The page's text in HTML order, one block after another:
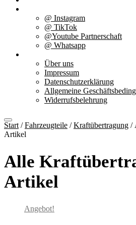
@ Instagram
@ TikTok
@Youtube Partnerschaft
@ Whatsapp
Über uns
Impressum
Datenschutzerklärung
Allgemeine
Widerrufsbelehrung
Start /Fahrzeugteile /Kraftübertragung /
Artikel
Alle
Artikel
Angebot!